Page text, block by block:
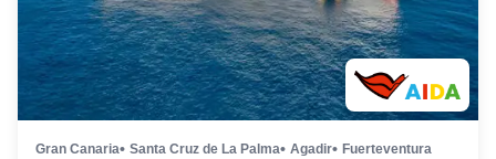
Gran Canaria Santa Cruz de La Palma Agadir
Fuerteventura